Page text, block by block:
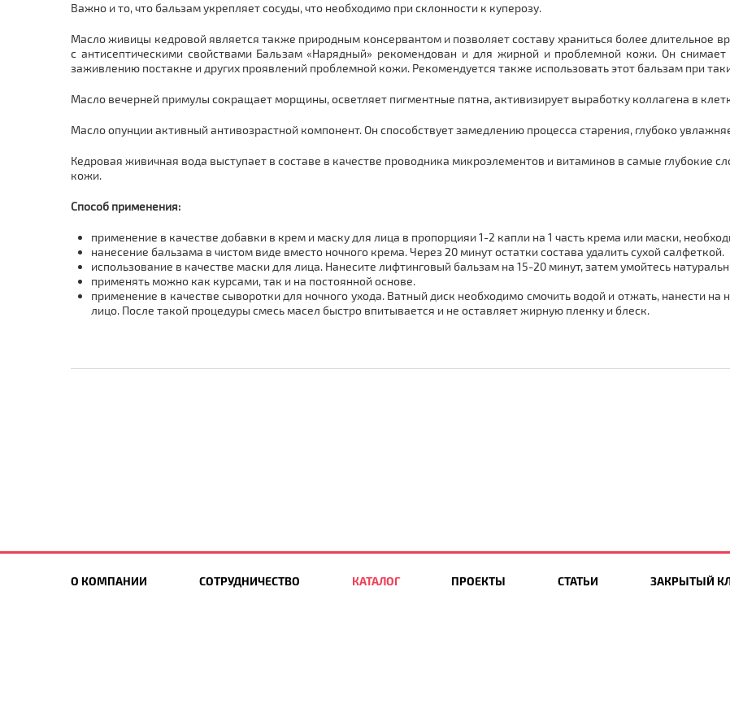
Важно и то, что бальзам укрепляет сосуды, что необходимо при склонности к куперозу.
Масло живицы кедровой является также природным консервантом и позволяет составу храниться более длительное
с антисептическими свойствами Бальзам «Нарядный» рекомендован и для жирной и проблемной кожи. Он снимает
заживлению постакне и других проявлений проблемной кожи. Рекомендуется также использовать этот бальзам при
Масло вечерней примулы сокращает морщины, осветляет пигментные пятна, активизирует выработку коллагена в
Масло опунции активный антивозрастной компонент. Он способствует замедлению процесса старения, глубоко
Кедровая живичная вода выступает в составе в качестве проводника микроэлементов и витаминов в самые глубокие
кожи.
Способ применения:
применение в качестве добавки в крем и маску для лица в пропорцияи 1-2 капли на 1 часть крема или маски,
нанесение бальзама в чистом виде вместо ночного крема. Через 20 минут остатки состава удалить сухой салфеткой.
использование в качестве маски для лица. Нанесите лифтинговый бальзам на 15-20 минут, затем умойтесь
применять можно как курсами, так и на постоянной основе.
применение в качестве сыворотки для ночного ухода. Ватный диск необходимо смочить водой и отжать, нанести
лицо. После такой процедуры смесь масел быстро впитывается и не оставляет жирную пленку и блеск.
О КОМПАНИИ СОТРУДНИЧЕСТВО КАТАЛОГ ПРОЕКТЫ СТАТЬИ ЗАКРЫТЫЙ